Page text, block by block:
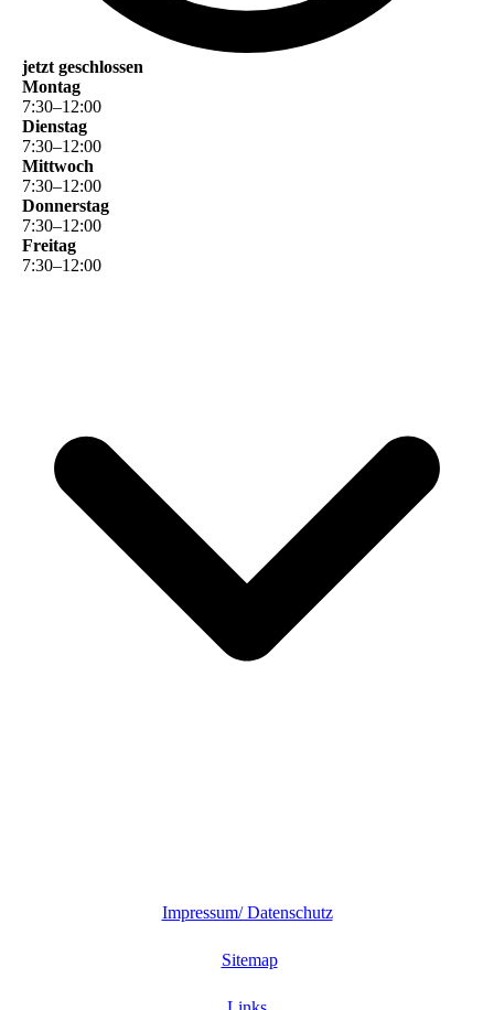
jetzt geschlossen
Montag
7:30–12:00
Dienstag
7:30–12:00
Mittwoch
7:30–12:00
Donnerstag
7:30–12:00
Freitag
7:30–12:00
Impressum/ Datenschutz
Sitemap